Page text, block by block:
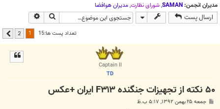
مدیران انجمن: SAMAN
,شوراي نظارت,مديران هوافضا
ارسال پست جستجو
تعداد پست ها:15 2 بعدی
Captain II
TD
۵۰ نکته از تجهیزات جنگنده F۳۱۳ ایران +عکس
پ جمعه ۲۵ بهمن ۱۳۹۲, ۵:۱۷ ب.ظ